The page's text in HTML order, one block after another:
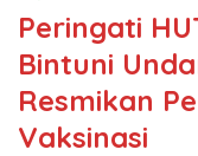
Peringati
Bintuni
Resmikan
Vaksinasi